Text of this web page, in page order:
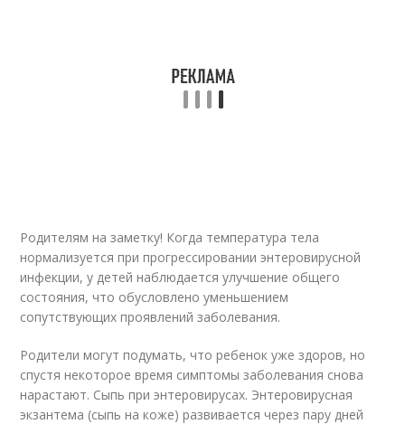
Родителям на заметку! Когда температура тела
нормализуется при прогрессировании энтеровирусной
инфекции, у детей наблюдается улучшение общего
состояния, что обусловлено уменьшением
сопутствующих проявлений заболевания.
Родители могут подумать, что ребенок уже здоров, но
спустя некоторое время симптомы заболевания снова
нарастают. Сыпь при энтеровирусах. Энтеровирусная
экзантема (сыпь на коже) развивается через пару дней